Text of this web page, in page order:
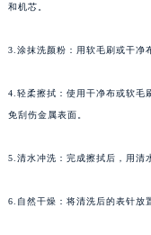
和机芯。
3.涂抹洗颜粉：用软毛刷或干净
4.轻柔擦拭：使用干净布或软毛
免刮伤金属表面。
5.清水冲洗：完成擦拭后，用清
6.自然干燥：将清洗后的表针放